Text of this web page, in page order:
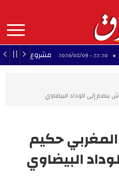
contenu
principal
MAIN
NAVIGATION
مشروع تجاري متوقف بحي
ينضم إلى الوداد البيضاوي
المغربي حكيم
البيضاوي